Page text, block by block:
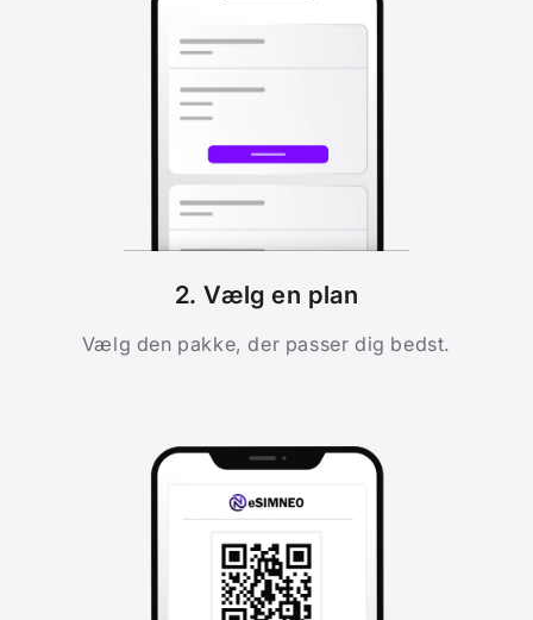
2. Vælg en plan
Vælg den pakke, der passer dig bedst.